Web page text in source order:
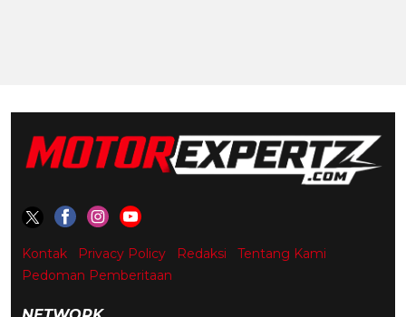
Kontak Privacy Policy Redaksi
Tentang Kami
Pedoman Pemberitaan